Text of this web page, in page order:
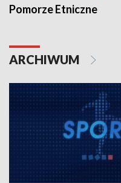
Pomorze Etniczne
ARCHIWUM